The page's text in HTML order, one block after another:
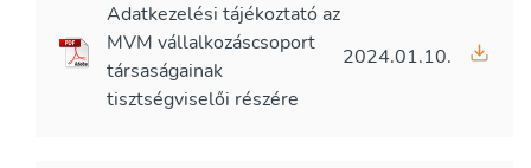
Adatkezelési tájékoztató az
MVM vállalkozáscsoport
társaságainak
tisztségviselői részére
2024.01.10.